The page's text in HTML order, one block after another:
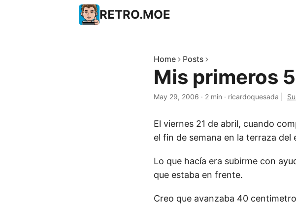
RETRO.MOE
Home Posts
Mis primeros
May 29, 2006 · 2 min · ricardoquesada
El viernes 21 de abril, cuando
el fin de semana en la terraza del
Lo que hacía era subirme con
que estaba en frente.
Creo que avanzaba 40